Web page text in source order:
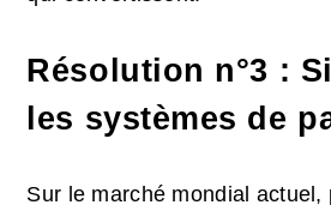
Résolution n°3 :
les systèmes de
Sur le marché mondial actuel,